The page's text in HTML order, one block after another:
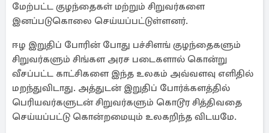
மேற்பட்ட குழந்தைகள் மற்றும் சிறுவர்களை
இனப்படுகொலை செய்யப்பட்டுள்ளனர்.
ஈழ இறுதிப் போரின் போது பச்சிளங் குழந்தைகளும்
சிறுவர்களும் சிங்கள அரச படைகளால் கொன்று
வீசப்பட்ட காட்சிகளை இந்த உலகம் அவ்வளவு எளிதில்
மறந்துவிடாது. அத்துடன் இறுதிப் போர்க்களத்தில்
பெரியவர்களுடன் சிறுவர்களும் கொடூர சித்திவதை
செய்யப்பட்டு கொன்றமையும் உலகறிந்த விடயமே.